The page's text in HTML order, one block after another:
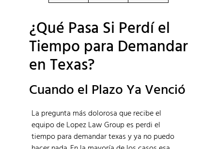
¿Qué Pasa Si Perdí el
Tiempo para Demandar
en Texas?
Cuando el Plazo Ya Venció
La pregunta más dolorosa que recibe el
equipo de Lopez Law Group es perdi el
tiempo para demandar texas y ya no puedo